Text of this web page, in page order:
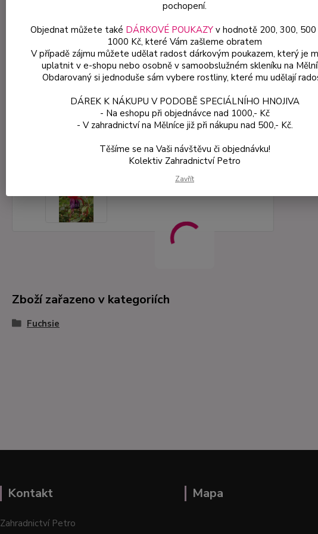
Číslo
Zboží zařazeno v kategoriích
Fuchsie
Kontakt
Zahradnictví Petro
Mapa
pochopení.
Objednat můžete také DÁRKOVÉ POUKAZYv hodnotě 200, 300, 500
1000 Kč, které Vám zašleme obratem
V případě zájmu můžete udělat radost dárkovým poukazem, který je
uplatnit v e-shopu nebo osobně v samoobslužném skleníku na
Obdarovaný si jednoduše sám vybere rostliny, které mu udělají
DÁREK K NÁKUPU V PODOBĚ SPECIÁLNÍHO HNOJIVA
- Na eshopu při objednávce nad 1000,- Kč
- V zahradnictví na Mělníce již při nákupu nad 500,- Kč.
Těšíme se na Vaši návštěvu či objednávku!
Kolektiv Zahradnictví Petro
Zavřít